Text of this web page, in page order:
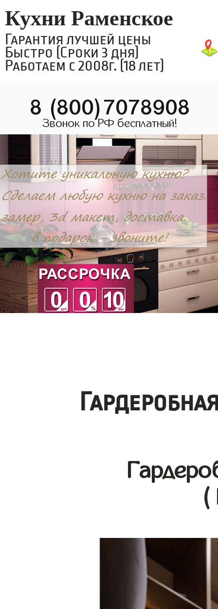
Кухни Раменское
Гарантия лучшей цены
Быстро (Сроки 3 дня)
Работаем с 2008г. (18 лет)
8 (800)7078908
Звонок по РФ бесплатный!
(